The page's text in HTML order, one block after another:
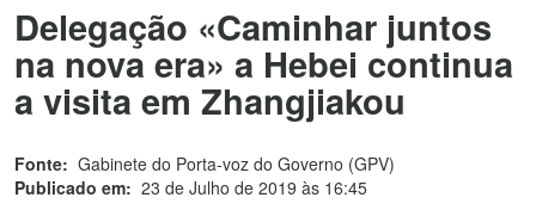
Delegação «Caminhar juntos
na nova era» a Hebei continua
a visita em Zhangjiakou
Fonte: Gabinete do Porta-voz do Governo (GPV)
Publicado em: 23 de Julho de 2019 às 16:45